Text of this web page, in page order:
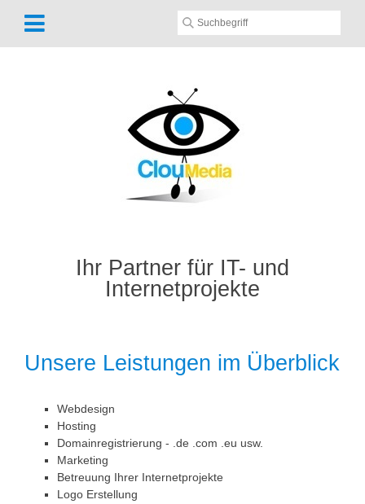
Ihr Partner für IT- und
Internetprojekte
Unsere Leistungen im Überblick
Webdesign
Hosting
Domainregistrierung - .de .com .eu usw.
Marketing
Betreuung Ihrer Internetprojekte
Logo Erstellung